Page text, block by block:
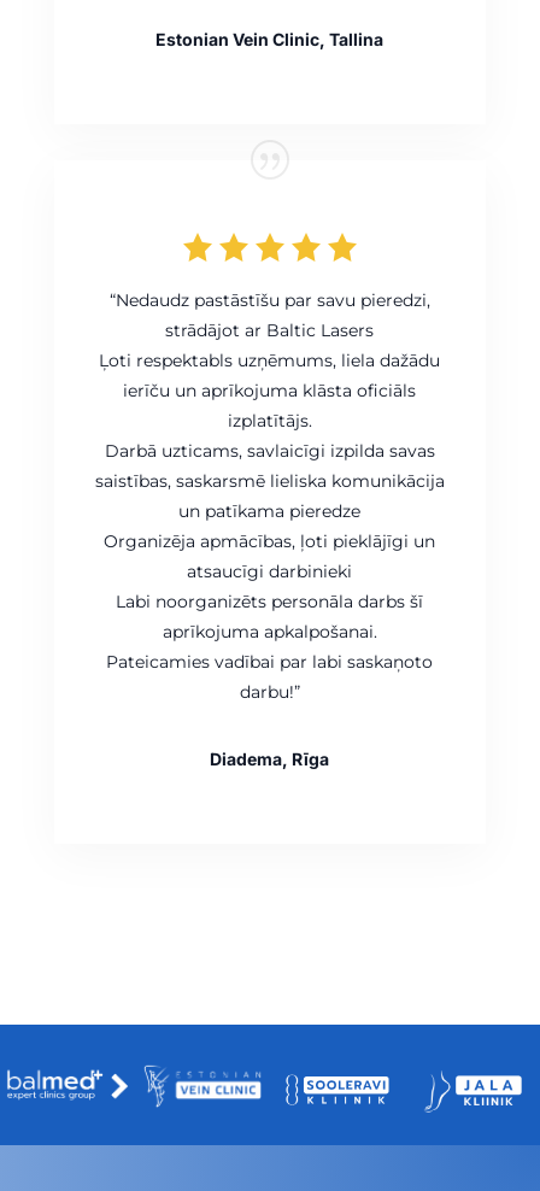
Estonian Vein Clinic, Tallina
“Nedaudz pastāstīšu par savu pieredzi,
strādājot ar Baltic Lasers
Ļoti respektabls uzņēmums, liela dažādu
ierīču un aprīkojuma klāsta oficiāls
izplatītājs.
Darbā uzticams, savlaicīgi izpilda savas
saistības, saskarsmē lieliska komunikācija
un patīkama pieredze
Organizēja apmācības, ļoti pieklājīgi un
atsaucīgi darbinieki
Labi noorganizēts personāla darbs šī
aprīkojuma apkalpošanai.
Pateicamies vadībai par labi saskaņoto
darbu!”
Diadema, Rīga